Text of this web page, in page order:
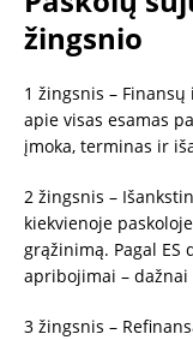
žingsnio
1 žingsnis –
apie visas esamas
įmoka, terminas ir
2 žingsnis –
kiekvienoje
grąžinimą. Pagal ES
apribojimai – dažnai
3 žingsnis –